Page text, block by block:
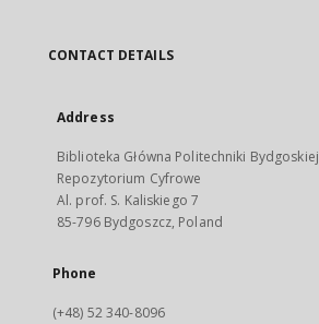
CONTACT DETAILS
Address
Biblioteka Główna Politechniki Bydgoskiej
Repozytorium Cyfrowe
Al. prof. S. Kaliskiego 7
85-796 Bydgoszcz, Poland
Phone
(+48) 52 340-8096